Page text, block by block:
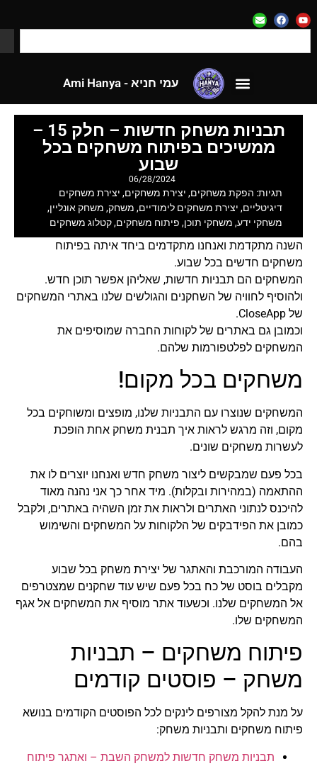
עמי חניא - Ami Hanya
תבניות משחק חדשות – חלק 15 –
ממשיכים בפיתוח משחקים בכל
שבוע
06/28/2024
תגיות:הפקת משחקים,יצירת משחקים,יצירת משחקים
דיגיטליים,יצירת משחקים לימודיים,משחק,משחק אונליין,
משחקי ידע,משחקי תוכן,פיתוח משחקים,קטלוג משחקים
השנה מתקדמת ואנחנו מתקדמים ביחד איתה בפיתוח
משחקים חדשים בכל שבוע.
המשחקים הם תבניות חדשות, שאליהן אפשר תוכן חדש.
ולהוסיף לחוויה של השחקנים והגולשים שלנו באתרי המשחקים
של CloseApp.
וכמובן גם באתרים של לקוחות החברה שמוסיפים את
המשחקים לפלטפורמות שלהם.
משחקים בכל מקום!
המשחקים שנוצרו עם התבניות שלנו, מופצים ומשוחקים בכל
מקום, וזה מרגש לראות איך תבנית משחק אחת הופכת
לעשרות משחקים שונים.
בכל פעם שמבקשים ליצור משחק חדש ואנחנו יוצרים לו את
ההתאמה (במהירות ובקלות). מיד אחר כך אני נהנה מאוד
להיכנס לנתוני האתרים ולראות את זמן השהיה באתרים, ולקבל
כמובן את הפידבקים של הלקוחות על המשחקים והשימוש
בהם.
העבודה המורכבת והאתגר של יצירת משחק בכל שבוע
מקבלים בוסט של כח בכל פעם שיש עוד שחקנים שמצטרפים
אל המשחקים שלנו. וכשעוד אתר מוסיף את המשחקים אל אגף
המשחקים שלו.
פיתוח משחקים – תבניות
משחק – פוסטים קודמים
על מנת להקל מצורפים לינקים לכל הפוסטים הקודמים בנושא
פיתוח משחקים ותבניות משחק:
תבניות משחק חדשות למשחק השבת – ואתגר פיתוח